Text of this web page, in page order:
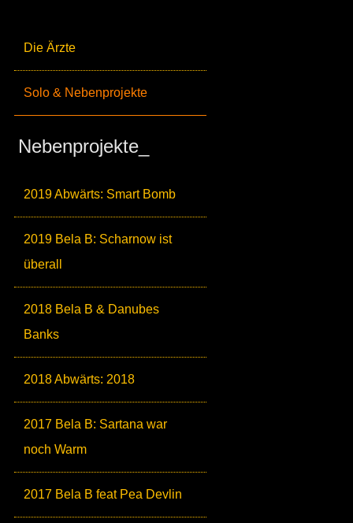
Die Ärzte
Solo & Nebenprojekte
Nebenprojekte_
2019 Abwärts: Smart Bomb
2019 Bela B: Scharnow ist
überall
2018 Bela B & Danubes
Banks
2018 Abwärts: 2018
2017 Bela B: Sartana war
noch Warm
2017 Bela B feat Pea Devlin